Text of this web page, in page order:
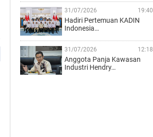
31/07/2026 19:40
Hadiri Pertemuan KADIN
Indonesia…
31/07/2026 12:18
Anggota Panja Kawasan
Industri Hendry…